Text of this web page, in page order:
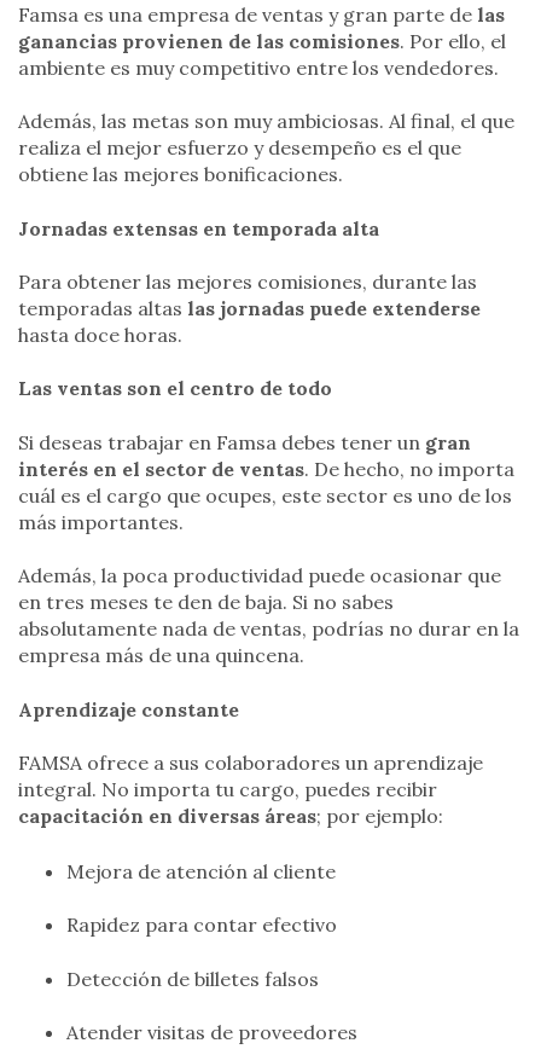
Famsa es una empresa de ventas y gran parte de las
ganancias provienen de las comisiones. Por ello, el
ambiente es muy competitivo entre los vendedores.
Además, las metas son muy ambiciosas. Al final, el que
realiza el mejor esfuerzo y desempeño es el que
obtiene las mejores bonificaciones.
Jornadas extensas en temporada alta
Para obtener las mejores comisiones, durante las
temporadas altas las jornadas puede extenderse
hasta doce horas.
Las ventas son el centro de todo
Si deseas trabajar en Famsa debes tener un gran
interés en el sector de ventas. De hecho, no importa
cuál es el cargo que ocupes, este sector es uno de los
más importantes.
Además, la poca productividad puede ocasionar que
en tres meses te den de baja. Si no sabes
absolutamente nada de ventas, podrías no durar en la
empresa más de una quincena.
Aprendizaje constante
FAMSA ofrece a sus colaboradores un aprendizaje
integral. No importa tu cargo, puedes recibir
capacitación en diversas áreas; por ejemplo:
Mejora de atención al cliente
Rapidez para contar efectivo
Detección de billetes falsos
Atender visitas de proveedores